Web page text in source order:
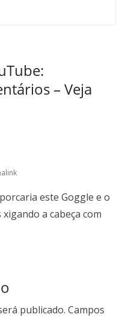
– Veja
este Goggle e o
a cabeça com
publicado. Campos